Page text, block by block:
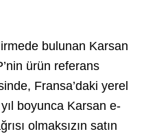
bulunan Karsan
ürün referans
Fransa’daki yerel
boyunca Karsan e-
olmaksızın satın